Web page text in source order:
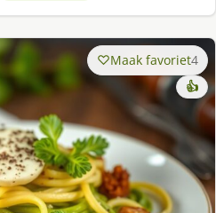
Maak favoriet4
👍